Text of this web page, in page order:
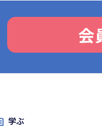
会
学ぶ